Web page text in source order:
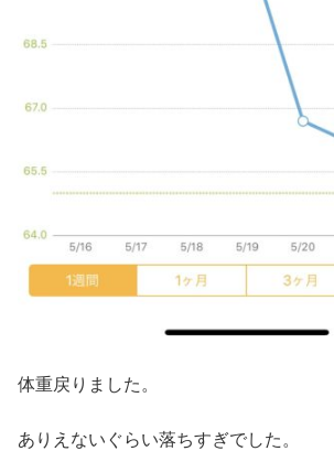
体重戻りました。
ありえないぐらい落ちすぎでした。